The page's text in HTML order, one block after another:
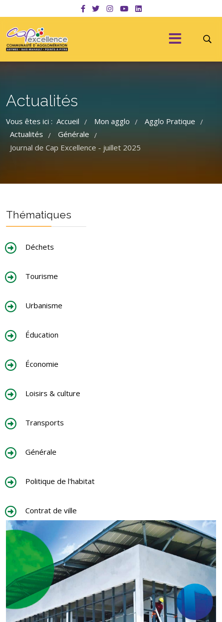
Actualités
Vous êtes ici : Accueil / Mon agglo / Agglo Pratique /
Actualités / Générale /
Journal de Cap Excellence - juillet 2025
Thématiques
Déchets
Tourisme
Urbanisme
Éducation
Économie
Loisirs & culture
Transports
Générale
Politique de l'habitat
Contrat de ville